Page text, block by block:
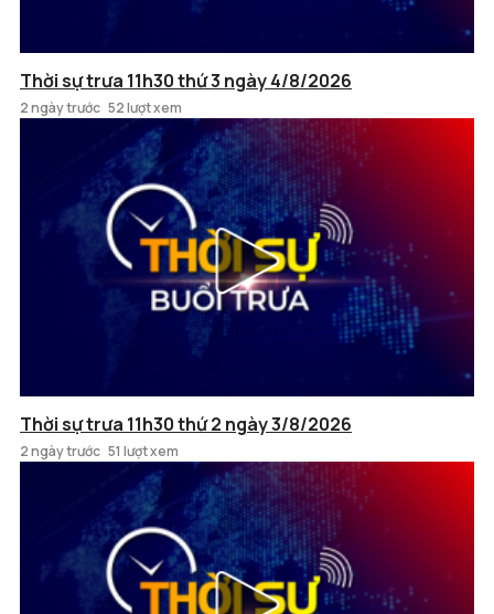
Thời sự trưa 11h30 thứ 3 ngày 4/8/2026
2 ngày trước 52 lượt xem
Thời sự trưa 11h30 thứ 2 ngày 3/8/2026
2 ngày trước 51 lượt xem